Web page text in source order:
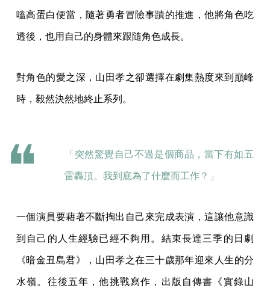
嗑高蛋白便當，隨著勇者冒險事蹟的推進，他將角色吃
透後，也用自己的身體來跟隨角色成長。
對角色的愛之深，山田孝之卻選擇在劇集熱度來到巔峰
時，毅然決然地終止系列。
「突然驚覺自己不過是個商品，當下有如五
雷轟頂。我到底為了什麼而工作？」
一個演員要藉著不斷掏出自己來完成表演，這讓他意識
到自己的人生經驗已經不夠用。結束長達三季的日劇
《暗金丑島君》，山田孝之在三十歲那年迎來人生的分
水嶺。往後五年，他挑戰寫作，出版自傳書《實錄山